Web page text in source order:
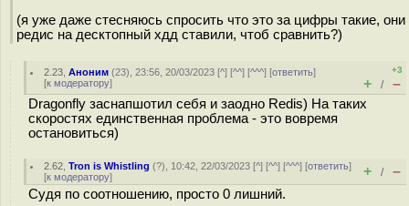
(я уже даже стесняюсь спросить что это за цифры такие, они
редис на десктопный хдд ставили, чтоб сравнить?)
2.23 ,Аноним (23), 23:56, 20/03/2023 [^] [^^] [^^^] [ответить]
[к модератору]
+3
+ / –
Dragonfly заснапшотил себя и заодно Redis) На таких
скоростях единственная проблема - это вовремя
остановиться)
2.62 ,Tron is Whistling (?), 10:42, 22/03/2023 [^] [^^] [^^^] [ответить]
[к модератору] + / –
Судя по соотношению, просто 0 лишний.